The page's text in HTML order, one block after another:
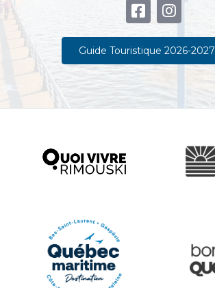
Guide Touristique 2026-2027